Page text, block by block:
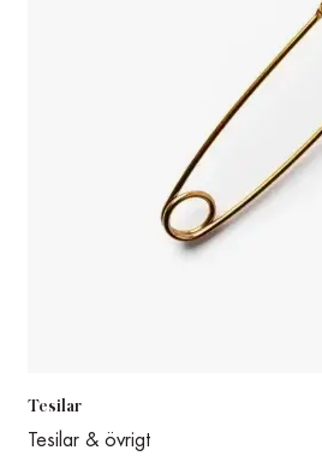
Tesilar
Tesilar & övrigt